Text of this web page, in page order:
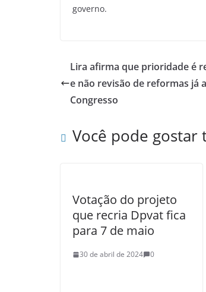
governo.
Lira afirma que prioridade é
e não revisão de reformas já
Congresso
Você pode gostar
Votação do projeto
que recria Dpvat fica
para 7 de maio
30 de abril de 2024 0